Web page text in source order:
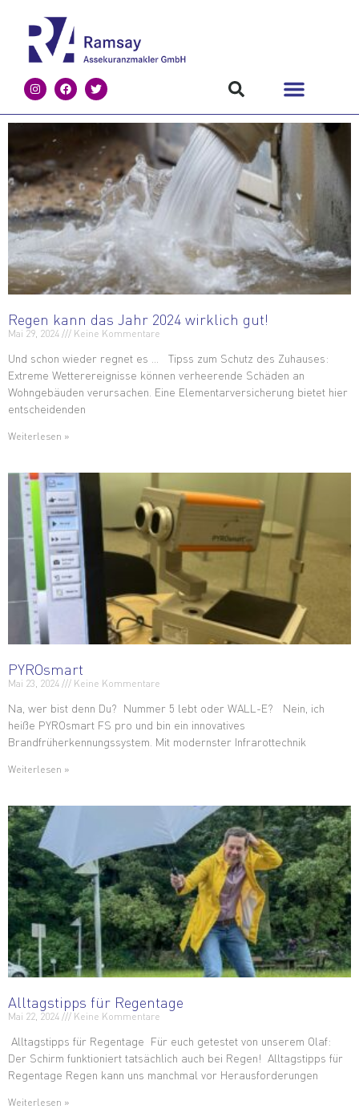
Regen kann das Jahr 2024 wirklich gut!
Mai 29, 2024 Keine Kommentare
Und schon wieder regnet es … Tipss zum Schutz des Zuhauses:
Extreme Wetterereignisse können verheerende Schäden an
Wohngebäuden verursachen. Eine Elementarversicherung bietet hier
entscheidenden
Weiterlesen »
PYROsmart
Mai 23, 2024 Keine Kommentare
Na, wer bist denn Du? Nummer 5 lebt oder WALL-E? Nein, ich
heiße PYROsmart FS pro und bin ein innovatives
Brandfrüherkennungssystem. Mit modernster Infrarottechnik
Weiterlesen »
Alltagstipps für Regentage
Mai 22, 2024 Keine Kommentare
Alltagstipps für Regentage Für euch getestet von unserem Olaf:
Der Schirm funktioniert tatsächlich auch bei Regen! Alltagstipps für
Regentage Regen kann uns manchmal vor Herausforderungen
Weiterlesen »